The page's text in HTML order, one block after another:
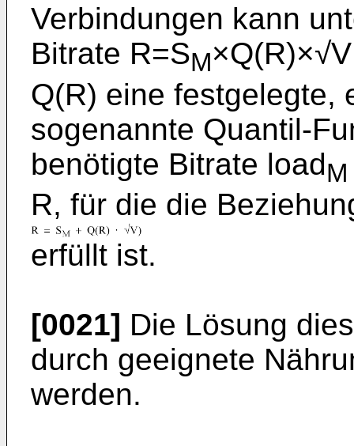
Verbindungen kann
Bitrate R=SM
Q(R) eine festgelegte,
sogenannte Quantil-
benötigte Bitrate loadM
R, für die die
erfüllt ist.
[0021] Die Lösung
durch geeignete
werden.